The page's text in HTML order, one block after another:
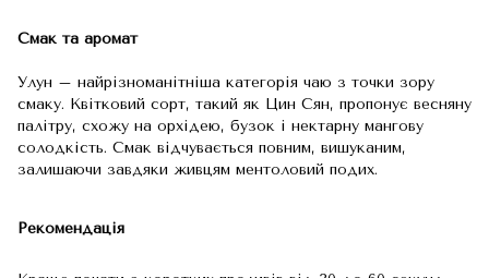
Смак та аромат
Улун – найрізноманітніша категорія чаю з точки зору
смаку. Квітковий сорт, такий як Цин Сян, пропонує весняну
палітру, схожу на орхідею, бузок і нектарну мангову
солодкість. Смак відчувається повним, вишуканим,
залишаючи завдяки живцям ментоловий подих.
Рекомендація